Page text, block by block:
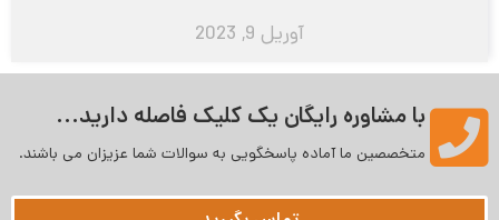
آوریل 9, 2023
با مشاوره رایگان یک کلیک فاصله دارید...
متخصصین ما آماده پاسخگویی به سوالات شما عزیزان می‌ باشند.